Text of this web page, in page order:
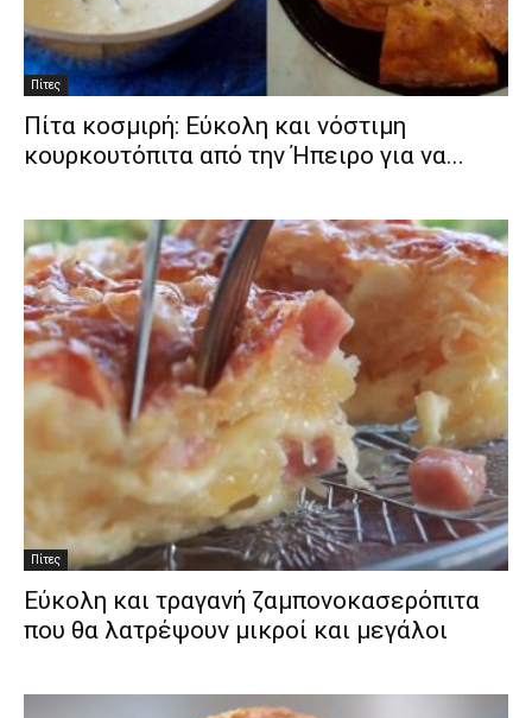
Πίτες
Πίτα κοσμιρή: Εύκολη και νόστιμη
κουρκουτόπιτα από την Ήπειρο για να...
Πίτες
Εύκολη και τραγανή ζαμπονοκασερόπιτα
που θα λατρέψουν μικροί και μεγάλοι